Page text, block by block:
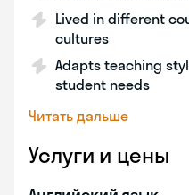
Lived in different
cultures
Adapts teaching
student needs
Читать дальше
Услуги и цены